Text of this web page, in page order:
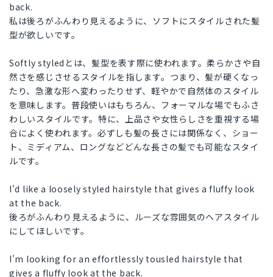
back.
私は後ろがふんわり見えるように、ソフトにスタイルされた髪
型が欲しいです。
Softly styledとは、髪型を表す際に使われます。柔らかさや自
然さを感じさせるスタイルを指します。つまり、髪が硬くなっ
たり、急激な形へ変わったりせず、軽やかで自然体のスタイル
を意味します。普段使いはもちろん、フォーマルな場でもふさ
わしいスタイルです。特に、上品さや女性らしさを重視する場
合によく使われます。必ずしも髪の長さには関係なく、ショー
ト、ミディアム、ロングなどどんな長さの髪でも可能なスタイ
ルです。
I'd like a loosely styled hairstyle that gives a fluffy look
at the back.
後ろがふんわり見えるように、ルーズな雰囲気のヘアスタイル
にしてほしいです。
I'm looking for an effortlessly tousled hairstyle that
gives a fluffy look at the back.